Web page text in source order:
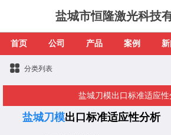
盐城市恒隆激光科技
首页 公司 产品 案例 新
分类列表
盐城刀模出口标准适应性
盐城刀模出口标准适应性分析